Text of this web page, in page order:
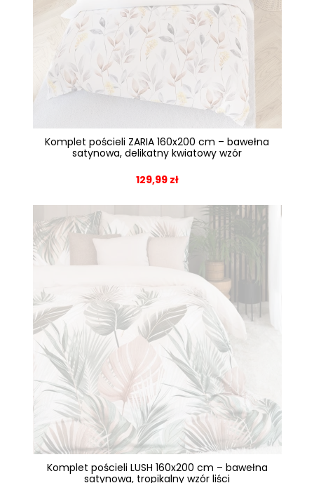
Komplet pościeli ZARIA 160x200 cm – bawełna
satynowa, delikatny kwiatowy wzór
129,99 zł
Komplet pościeli LUSH 160x200 cm – bawełna
satynowa, tropikalny wzór liści